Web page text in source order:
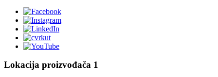
Lokacija proizvođača 1